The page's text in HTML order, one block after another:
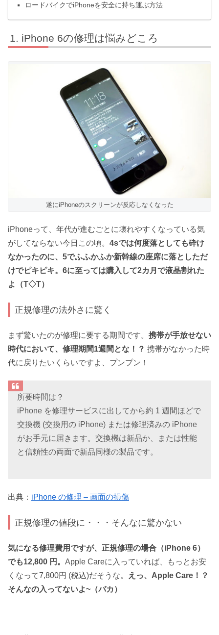
ロードバイクでiPhoneを安全に持ち運ぶ方法
iPhone 6の修理は悩みどころ
遂にiPhoneのスクリーンが反応しなくなった
iPhoneって、年代が進むごとに壊れやすくなっている気
がしてならない今日この頃。 4sでは何度落としても砕け
なかったのに、5でふふかふか新幹線の座席に落としただ
けでピキピキ。6に至っては購入して2カ月で液晶割れた
よ（T◇T）
正規修理の法外さに驚く
まず驚いたのが修理に要する期間です。 携帯が手放せない
時代において、修理期間1週間とな！？ 携帯がなかった時
代に戻りたいくらいですよ、プンプン！
所要時間は？
iPhone を修理サービスに出してから約 1 週間ほどで
交換機 (交換用の iPhone) または修理済みの iPhone
がお手元に届きます。交換機は新品か、または性能
と信頼性の両面で新品同様の製品です。
出典： iPhone の修理 – 画面の損傷
正規修理の値段に・・・そんなに驚かない
気になる修理費用ですが、正規修理の場合（iPhone 6）
でも12,800 円。 Apple Careに入っていれば、もっとお安
くなって7,800円 (税込)だそうな。
えっ、Apple Care！？
そんなの入ってないよ~（バカ）